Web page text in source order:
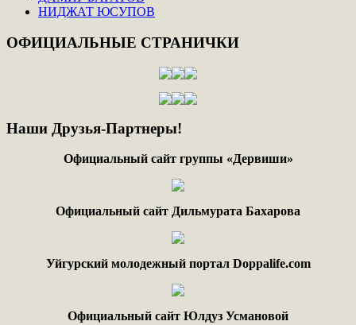
НИДЖАТ ЮСУПОВ
ОФИЦИАЛЬНЫЕ СТРАНИЧКИ
Наши Друзья-Партнеры!
Официальный сайт группы «Дервиши»
Официальный сайт Дильмурата Бахарова
Уйгурский молодежный портал Doppalife.com
Официальный сайт Юлдуз Усмановой